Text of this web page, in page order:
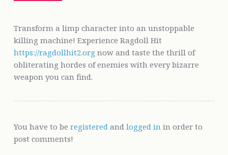
Transform a limp character into an unstoppable
killing machine! Experience Ragdoll Hit
https://ragdollhit2.org now and taste the thrill of
obliterating hordes of enemies with every bizarre
weapon you can find.
You have to be registered and logged in in order to
post comments!